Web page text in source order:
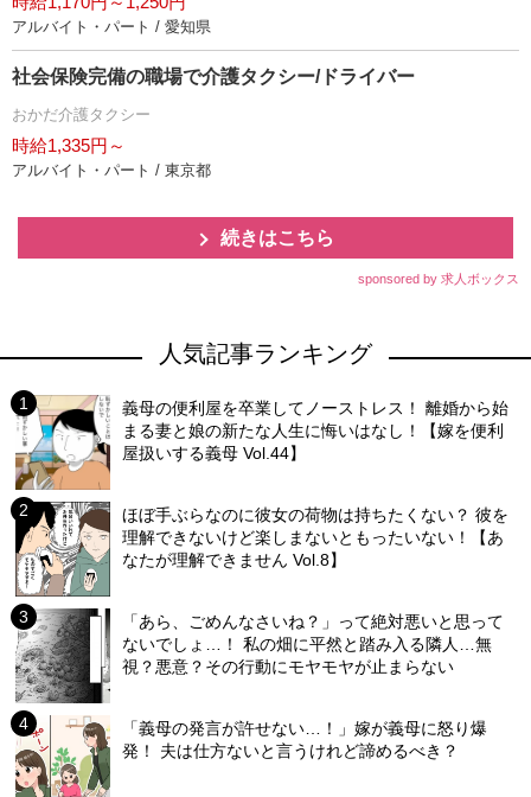
アルバイト・パート / 愛知県
社会保険完備の職場で介護タクシー/ドライバー
おかだ介護タクシー
時給1,335円～
アルバイト・パート / 東京都
続きはこちら
sponsored by 求人ボックス
人気記事ランキング
義母の便利屋を卒業してノーストレス！ 離婚から始
まる妻と娘の新たな人生に悔いはなし！【嫁を便利
屋扱いする義母 Vol.44】
ほぼ手ぶらなのに彼女の荷物は持ちたくない？ 彼を
理解できないけど楽しまないともったいない！【あ
なたが理解できません Vol.8】
「あら、ごめんなさいね？」って絶対悪いと思って
ないでしょ…！ 私の畑に平然と踏み入る隣人…無
視？悪意？その行動にモヤモヤが止まらない
「義母の発言が許せない…！」嫁が義母に怒り爆
発！ 夫は仕方ないと言うけれど諦めるべき？